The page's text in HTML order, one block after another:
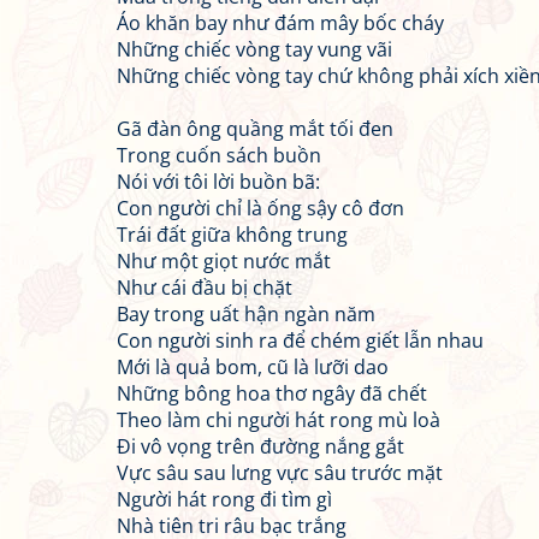
Áo khăn bay như đám mây bốc cháy
Những chiếc vòng tay vung vãi
Những chiếc vòng tay chứ không phải xích
Gã đàn ông quầng mắt tối đen
Trong cuốn sách buồn
Nói với tôi lời buồn bã:
Con người chỉ là ống sậy cô đơn
Trái đất giữa không trung
Như một giọt nước mắt
Như cái đầu bị chặt
Bay trong uất hận ngàn năm
Con người sinh ra để chém giết lẫn nhau
Mới là quả bom, cũ là lưỡi dao
Những bông hoa thơ ngây đã chết
Theo làm chi người hát rong mù loà
Đi vô vọng trên đường nắng gắt
Vực sâu sau lưng vực sâu trước mặt
Người hát rong đi tìm gì
Nhà tiên tri râu bạc trắng